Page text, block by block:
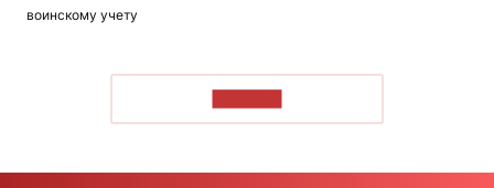
воинскому учету